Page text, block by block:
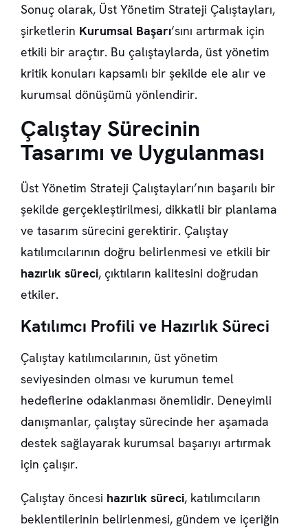
Sonuç olarak, Üst Yönetim Strateji Çalıştayları,
şirketlerin Kurumsal Başarı‘sını artırmak için
etkili bir araçtır. Bu çalıştaylarda, üst yönetim
kritik konuları kapsamlı bir şekilde ele alır ve
kurumsal dönüşümü yönlendirir.
Çalıştay Sürecinin
Tasarımı ve Uygulanması
Üst Yönetim Strateji Çalıştayları’nın başarılı bir
şekilde gerçekleştirilmesi, dikkatli bir planlama
ve tasarım sürecini gerektirir. Çalıştay
katılımcılarının doğru belirlenmesi ve etkili bir
hazırlık süreci, çıktıların kalitesini doğrudan
etkiler.
Katılımcı Profili ve Hazırlık Süreci
Çalıştay katılımcılarının, üst yönetim
seviyesinden olması ve kurumun temel
hedeflerine odaklanması önemlidir. Deneyimli
danışmanlar, çalıştay sürecinde her aşamada
destek sağlayarak kurumsal başarıyı artırmak
için çalışır.
Çalıştay öncesi hazırlık süreci, katılımcıların
beklentilerinin belirlenmesi, gündem ve içeriğin